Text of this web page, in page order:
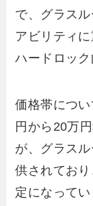
で、グラス
アビリティ
ハードロック
価格帯につ
円から20万
が、グラス
供されてお
定になって